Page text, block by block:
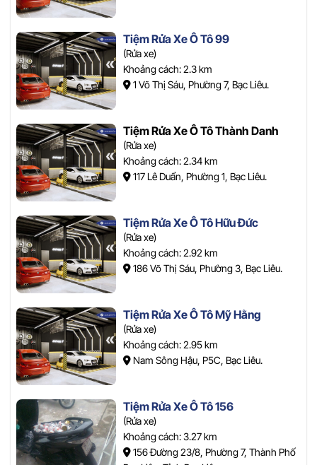
Tiệm Rửa Xe Ô Tô 99
(Rửa xe)
Khoảng cách: 2.3 km
1 Võ Thị Sáu, Phường 7, Bạc Liêu.
Tiệm Rửa Xe Ô Tô Thành Danh
(Rửa xe)
Khoảng cách: 2.34 km
117 Lê Duẩn, Phường 1, Bạc Liêu.
Tiệm Rửa Xe Ô Tô Hữu Đức
(Rửa xe)
Khoảng cách: 2.92 km
186 Võ Thị Sáu, Phường 3, Bạc Liêu.
Tiệm Rửa Xe Ô Tô Mỹ Hằng
(Rửa xe)
Khoảng cách: 2.95 km
Nam Sông Hậu, P5C, Bạc Liêu.
Tiệm Rửa Xe Ô Tô 156
(Rửa xe)
Khoảng cách: 3.27 km
156 Đường 23/8, Phường 7, Thành Phố